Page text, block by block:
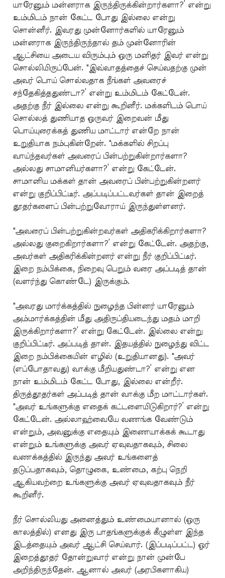
யாரேனும் மன்னராக இருந்திருக்கின்றார்களா?’ என்று
உம்மிடம் நான் கேட்ட போது இல்லை என்று
சொன்னீர். இவரது முன்னோர்களில் யாரேனும்
மன்னராக இருந்திருந்தால் தம் முன்னோரின்
ஆட்சியை அடைய விரும்பும் ஒரு மனிதர் இவர் என்று
சொல்லியிருப்பேன். "இவ்வாதத்தைச் செய்வதற்கு முன்
அவர் பொய் சொல்வதாக நீங்கள் அவரைச்
சந்தேகித்ததுண்டா?’ என்று உம்மிடம் கேட்டேன்.
அதற்கு நீர் இல்லை என்று கூறினீர். மக்களிடம் பொய்
சொல்லத் துணியாத ஒருவர் இறைவன் மீது
பொய்யுரைக்கத் துணிய மாட்டார் என்றே நான்
உறுதியாக நம்புகின்றேன். "மக்களில் சிறப்பு
வாய்ந்தவர்கள் அவரைப் பின்பற்றுகின்றார்களா?
அல்லது சாமானியர்களா?’ என்று கேட்டேன்.
சாமானிய மக்கள் தான் அவரைப் பின்பற்றுகின்றனர்
என்று குறிப்பிட்டீர். அப்படிப்பட்டவர்கள் தான் இறைத்
தூதர்களைப் பின்பற்றுவோராய் இருந்துள்ளனர்.
"அவரைப் பின்பற்றுகின்றவர்கள் அதிகரிக்கிறார்களா?
அல்லது குறைகிறார்களா?’ என்று கேட்டேன். அதற்கு,
அவர்கள் அதிகரிக்கின்றனர் என்று நீர் குறிப்பிட்டீர்.
இறை நம்பிக்கை, நிறைவு பெறும் வரை அப்படித் தான்
(வளர்ந்து கொண்டே) இருக்கும்.
"அவரது மார்க்கத்தில் நுழைந்த பின்னர் யாரேனும்
அம்மார்க்கத்தின் மீது அதிருப்தியடைந்து மதம் மாறி
இருக்கிறார்களா?’ என்று கேட்டேன். இல்லை என்று
குறிப்பிட்டீர். அப்படித் தான். இதயத்தில் நுழைந்து விட்ட
இறை நம்பிக்கையின் எழில் (உறுதியானது). "அவர்
(எப்போதாவது) வாக்கு மீறியதுண்டா?’ என்று என
நான் உம்மிடம் கேட்ட போது, இல்லை என்றீர்.
திருத்தூதர்கள் அப்படித் தான் வாக்கு மீற மாட்டார்கள்.
"அவர் உங்களுக்கு எதைக் கட்டளையிடுகிறார்?’ என்று
கேட்டேன். அல்லாஹ்வையே வணங்க வேண்டும்
என்றும், அவனுக்கு எதையும் இணையாக்கக் கூடாது
என்றும் உங்களுக்கு அவர் ஏவுவதாகவும், சிலை
வணக்கத்தில் இருந்து அவர் உங்களைத்
தடுப்பதாகவும், தொழுகை, உண்மை, கற்பு நெறி
ஆகியவற்றை உங்களுக்கு அவர் ஏவுவதாகவும் நீர்
கூறினீர்.
நீர் சொல்லியது அனைத்தும் உண்மையானால் (ஒரு
காலத்தில்) எனது இரு பாதங்களுக்குக் கீழுள்ள இந்த
இடத்தையும் அவர் ஆட்சி செய்வார். (இப்படிப்பட்ட) ஓர்
இறைத்தூதர் தோன்றுவார் என்று நான் முன்பே
அறிந்திருந்தேன். ஆனால் அவர் (அரபிகளாகிய)